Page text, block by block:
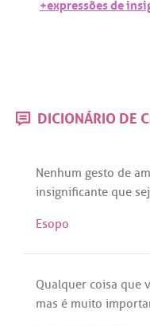
DICIONÁRIO DE
Nenhum gesto de
insignificante que
Esopo
Qualquer coisa que
mas é muito